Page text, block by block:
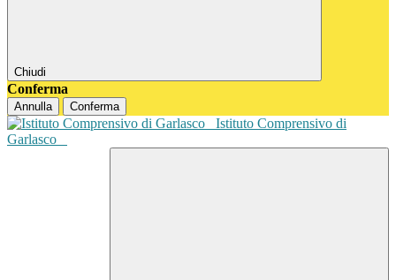
Chiudi
Conferma
Annulla Conferma
Istituto Comprensivo di
Garlasco